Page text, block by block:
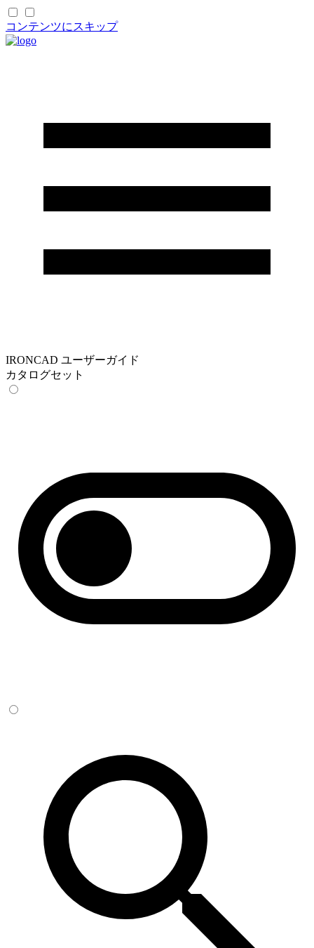
コンテンツにスキップ
IRONCAD ユーザーガイド
カタログセット